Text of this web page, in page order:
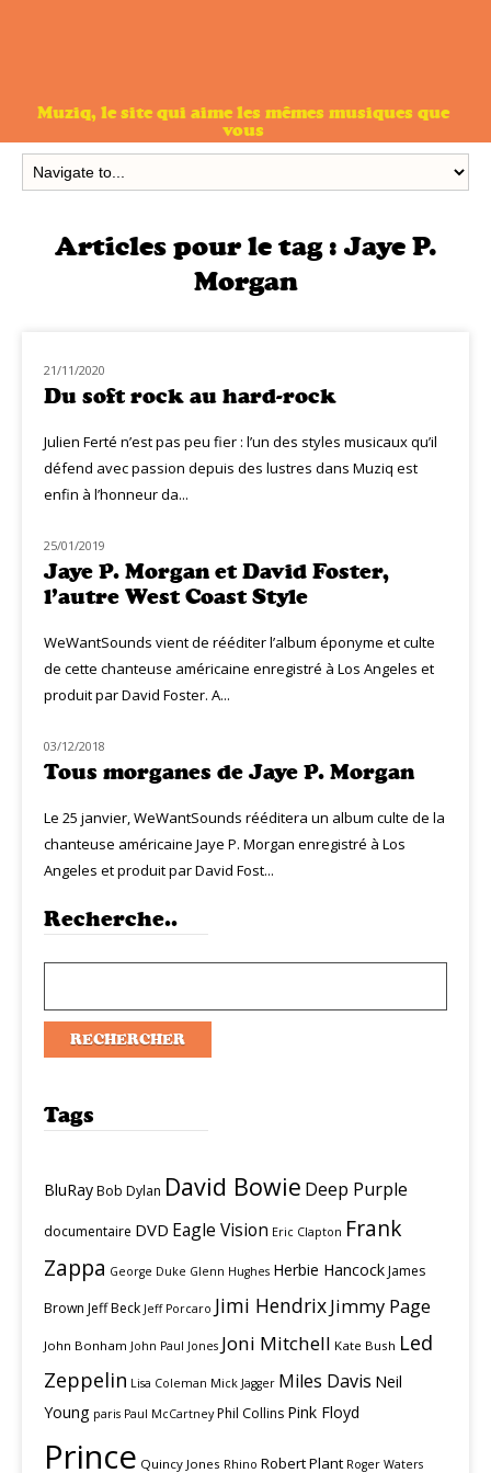
Muziq, le site qui aime les mêmes musiques que
vous
Articles pour le tag :Jaye P.
Morgan
NOUVEAUTÉS
21/11/2020
Du soft rock au hard-rock
Julien Ferté n’est pas peu fier : l’un des styles musicaux qu’il
défend avec passion depuis des lustres dans Muziq est
enfin à l’honneur da...
NOUVEAUTÉS
25/01/2019
Jaye P. Morgan et David Foster,
l’autre West Coast Style
WeWantSounds vient de rééditer l’album éponyme et culte
de cette chanteuse américaine enregistré à Los Angeles et
produit par David Foster. A...
MUZIQ NEWS
03/12/2018
Tous morganes de Jaye P. Morgan
Le 25 janvier, WeWantSounds rééditera un album culte de la
chanteuse américaine Jaye P. Morgan enregistré à Los
Angeles et produit par David Fost...
Recherche..
Tags
BluRayBob Dylan David Bowie Deep Purple
documentaire DVD Eagle Vision Eric Clapton Frank
Zappa George Duke Glenn Hughes Herbie HancockJames
Brown Jeff Beck Jeff Porcaro Jimi HendrixJimmy Page
John Bonham John Paul Jones Joni Mitchell Kate Bush Led
Zeppelin Lisa Coleman Mick Jagger Miles Davis Neil
Young paris Paul McCartney Phil Collins Pink Floyd
Prince Quincy Jones Rhino Robert Plant Roger Waters